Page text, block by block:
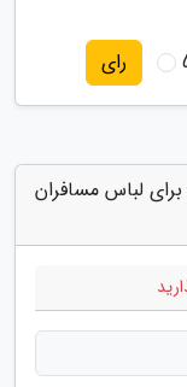
رای
لباس مسافران